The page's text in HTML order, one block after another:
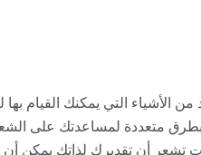
من الأشياء التي يمكنك القيام
متعددة لمساعدتك على
تشعر أن تقديرك لذاتك يمكن